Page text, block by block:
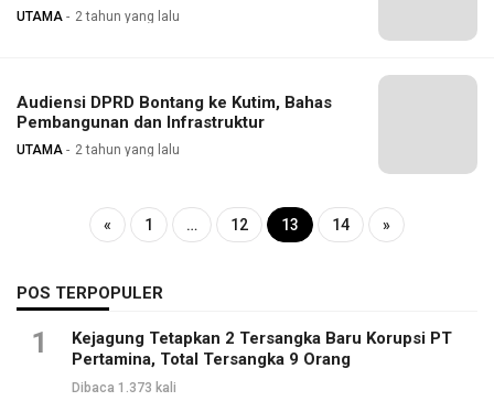
UTAMA 2 tahun yang lalu
Audiensi DPRD Bontang ke Kutim, Bahas
Pembangunan dan Infrastruktur
UTAMA 2 tahun yang lalu
« 1 … 12 13 14 »
POS TERPOPULER
1
Kejagung Tetapkan 2 Tersangka Baru Korupsi PT
Pertamina, Total Tersangka 9 Orang
Dibaca 1.373 kali